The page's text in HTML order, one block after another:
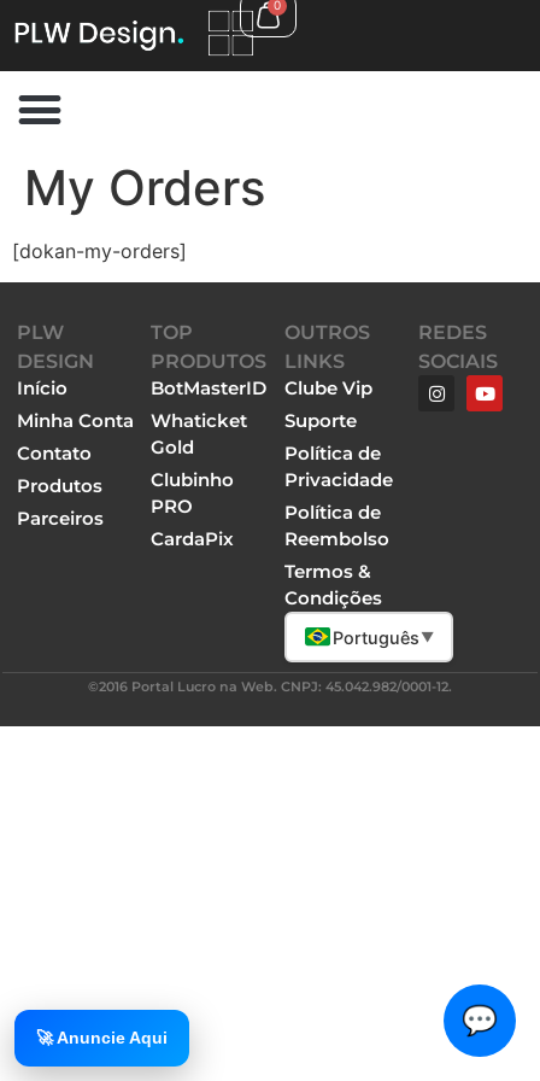
0
My Orders
[dokan-my-orders]
PLW
DESIGN
Início
Minha Conta
Contato
Produtos
Parceiros
TOP
PRODUTOS
BotMasterID
Whaticket
Gold
Clubinho
PRO
CardaPix
💬
OUTROS
LINKS
Clube Vip
Suporte
Política de
Privacidade
Política de
Reembolso
Termos &
Condições
Português ▼
REDES
SOCIAIS
©2016 Portal Lucro na Web. CNPJ: 45.042.982/0001-12.
🚀 Anuncie Aqui